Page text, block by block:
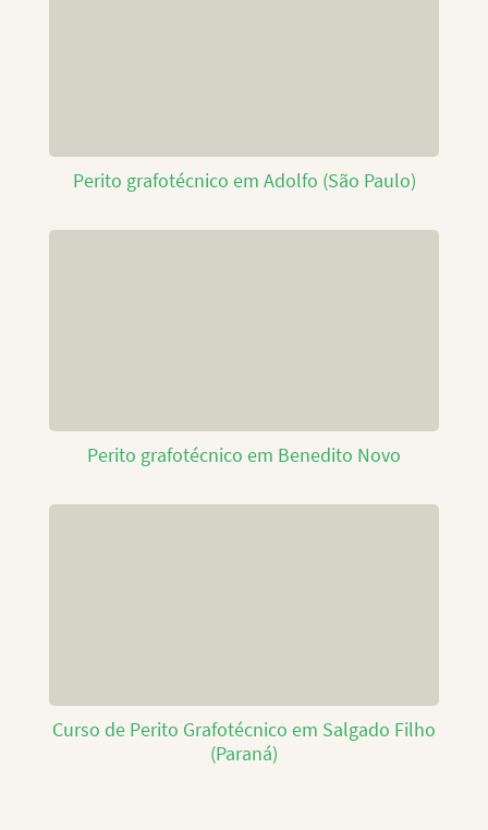
Perito grafotécnico em Adolfo (São Paulo)
Perito grafotécnico em Benedito Novo
Curso de Perito Grafotécnico em Salgado Filho
(Paraná)